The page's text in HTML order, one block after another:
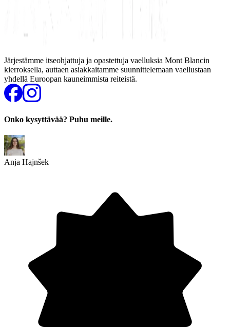
Järjestämme itseohjattuja ja opastettuja vaelluksia Mont Blancin
kierroksella, auttaen asiakkaitamme suunnittelemaan vaellustaan
yhdellä Euroopan kauneimmista reiteistä.
Onko kysyttävää? Puhu meille.
Anja Hajnšek